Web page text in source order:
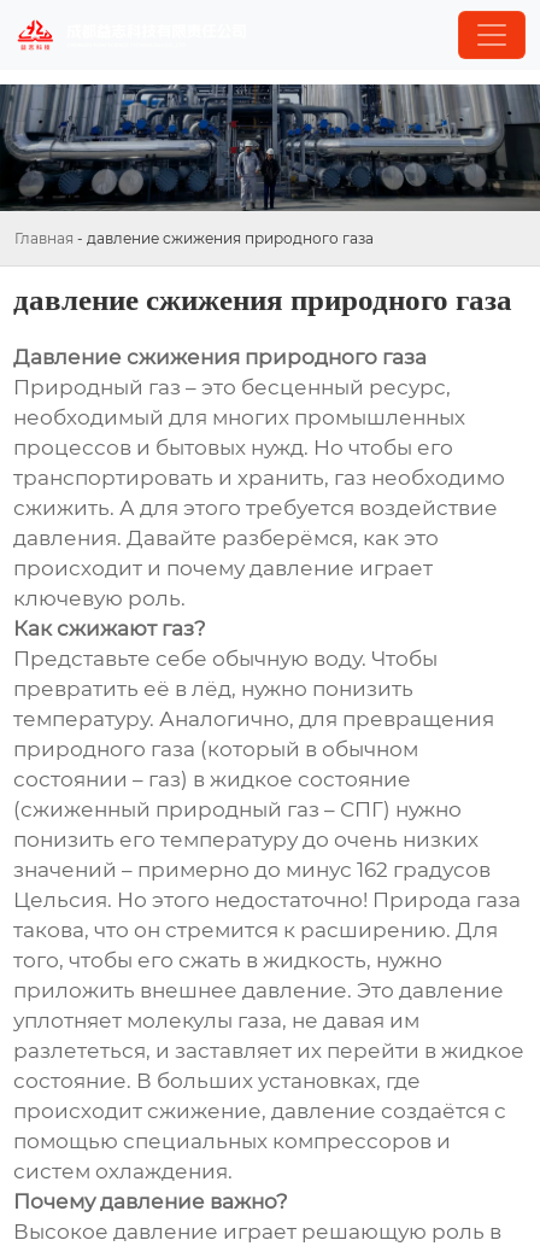
Главная - давление сжижения природного газа
давление сжижения природного газа
Давление сжижения природного газа
Природный газ – это бесценный ресурс,
необходимый для многих промышленных
процессов и бытовых нужд. Но чтобы его
транспортировать и хранить, газ необходимо
сжижить. А для этого требуется воздействие
давления. Давайте разберёмся, как это
происходит и почему давление играет
ключевую роль.
Как сжижают газ?
Представьте себе обычную воду. Чтобы
превратить её в лёд, нужно понизить
температуру. Аналогично, для превращения
природного газа (который в обычном
состоянии – газ) в жидкое состояние
(сжиженный природный газ – СПГ) нужно
понизить его температуру до очень низких
значений – примерно до минус 162 градусов
Цельсия. Но этого недостаточно! Природа газа
такова, что он стремится к расширению. Для
того, чтобы его сжать в жидкость, нужно
приложить внешнее давление. Это давление
уплотняет молекулы газа, не давая им
разлететься, и заставляет их перейти в жидкое
состояние. В больших установках, где
происходит сжижение, давление создаётся с
помощью специальных компрессоров и
систем охлаждения.
Почему давление важно?
Высокое давление играет решающую роль в